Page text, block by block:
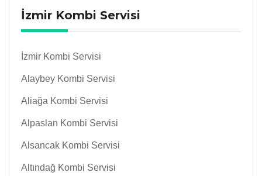
İzmir Kombi Servisi
İzmir Kombi Servisi
Alaybey Kombi Servisi
Aliağa Kombi Servisi
Alpaslan Kombi Servisi
Alsancak Kombi Servisi
Altındağ Kombi Servisi